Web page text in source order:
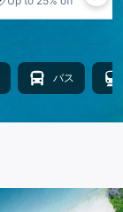
バス